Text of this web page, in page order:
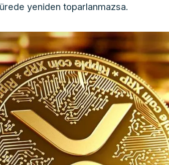
yeniden toparlanmazsa.